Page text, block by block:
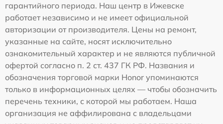
гарантийного периода. Наш центр в Ижевске
работает независимо и не имеет официальной
авторизации от производителя. Цены на ремонт,
указанные на сайте, носят исключительно
ознакомительный характер и не являются публичной
офертой согласно п. 2 ст. 437 ГК РФ. Названия и
обозначения торговой марки Honor упоминаются
только в информационных целях — чтобы обозначить
перечень техники, с которой мы работаем. Наша
организация не аффилирована с владельцами